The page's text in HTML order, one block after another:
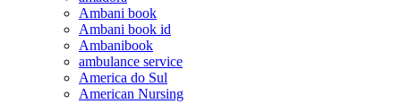
Ambani book
Ambani book id
Ambanibook
ambulance service
America do Sul
American Nursing